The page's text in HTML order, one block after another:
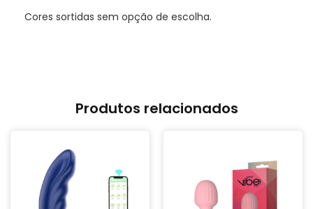
Cores sortidas sem opção de escolha.
Produtos relacionados